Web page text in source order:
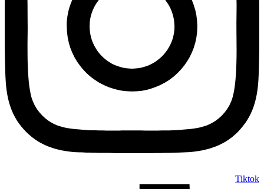
Tiktok